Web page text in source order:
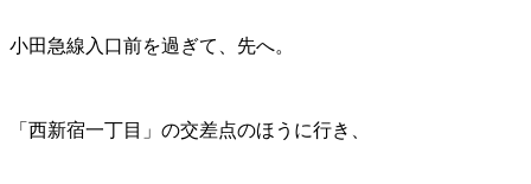
小田急線入口前を過ぎて、先へ。
「西新宿一丁目」の交差点のほうに行き、